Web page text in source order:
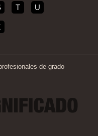
T U
de grado